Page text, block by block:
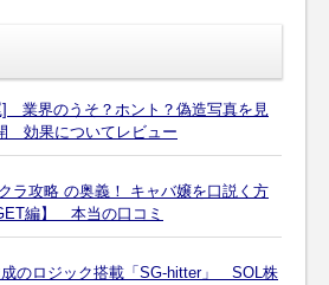
] 業界のうそ？ホント？偽造写真を見
効果についてレビュー
ラ攻略 の奥義！ キャバ嬢を口説く方
編】 本当の口コミ
のロジック搭載「SG-hitter」 SOL株